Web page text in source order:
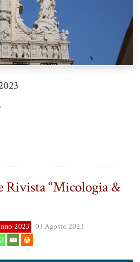
Rivista “Micologia &
2023 03 Agosto 2023